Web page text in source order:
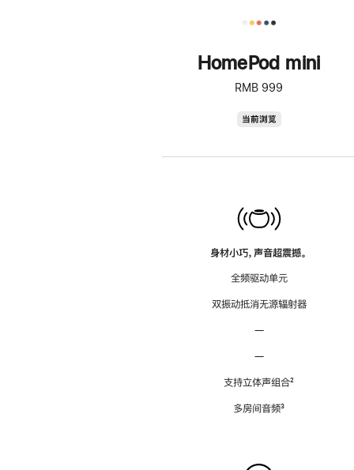
HomePod mini
RMB 999
当前浏览
身材小巧，声音超震撼。
全频驱动单元
双振动抵消无源辐射器
—
—
支持立体声组合脚
²
多房间音频脚
³